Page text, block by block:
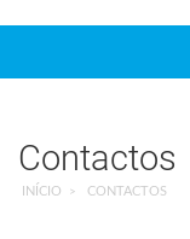
Contactos
INÍCIO CONTACTOS